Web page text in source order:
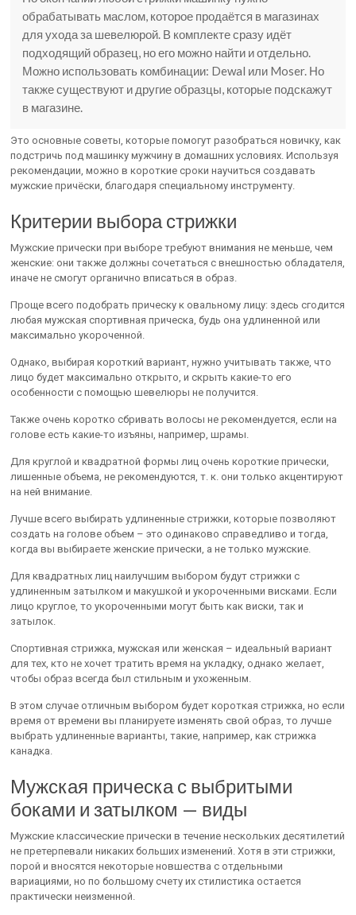
обрабатывать маслом, которое продаётся в магазинах
для ухода за шевелюрой. В комплекте сразу идёт
подходящий образец, но его можно найти и отдельно.
Можно использовать комбинации: Dewal или Moser. Но
также существуют и другие образцы, которые подскажут
в магазине.
Это основные советы, которые помогут разобраться новичку, как
подстричь под машинку мужчину в домашних условиях. Используя
рекомендации, можно в короткие сроки научиться создавать
мужские причёски, благодаря специальному инструменту.
Критерии выбора стрижки
Мужские прически при выборе требуют внимания не меньше, чем
женские: они также должны сочетаться с внешностью обладателя,
иначе не смогут органично вписаться в образ.
Проще всего подобрать прическу к овальному лицу: здесь сгодится
любая мужская спортивная прическа, будь она удлиненной или
максимально укороченной.
Однако, выбирая короткий вариант, нужно учитывать также, что
лицо будет максимально открыто, и скрыть какие-то его
особенности с помощью шевелюры не получится.
Также очень коротко сбривать волосы не рекомендуется, если на
голове есть какие-то изъяны, например, шрамы.
Для круглой и квадратной формы лиц очень короткие прически,
лишенные объема, не рекомендуются, т. к. они только акцентируют
на ней внимание.
Лучше всего выбирать удлиненные стрижки, которые позволяют
создать на голове объем – это одинаково справедливо и тогда,
когда вы выбираете женские прически, а не только мужские.
Для квадратных лиц наилучшим выбором будут стрижки с
удлиненным затылком и макушкой и укороченными висками. Если
лицо круглое, то укороченными могут быть как виски, так и
затылок.
Спортивная стрижка, мужская или женская – идеальный вариант
для тех, кто не хочет тратить время на укладку, однако желает,
чтобы образ всегда был стильным и ухоженным.
В этом случае отличным выбором будет короткая стрижка, но если
время от времени вы планируете изменять свой образ, то лучше
выбрать удлиненные варианты, такие, например, как стрижка
канадка.
Мужская прическа с выбритыми
боками и затылком — виды
Мужские классические прически в течение нескольких десятилетий
не претерпевали никаких больших изменений. Хотя в эти стрижки,
порой и вносятся некоторые новшества с отдельными
вариациями, но по большому счету их стилистика остается
практически неизменной.